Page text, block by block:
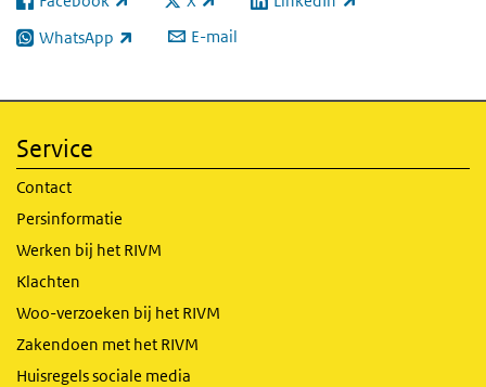
(externe link) (externe link)(externe link)
WhatsApp
(externe link) E-mail
Service
Contact
Persinformatie
Werken bij het RIVM
Klachten
Woo-verzoeken bij het RIVM
Zakendoen met het RIVM
Huisregels sociale media